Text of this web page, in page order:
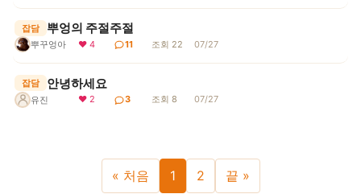
잡담 뿌엉의 주절주절
뿌꾸엉아 ❤ 4 11 조회 22 07/27
잡담 안녕하세요
유진 ❤ 2 3 조회 8 07/27
« 처음 1 2 끝 »